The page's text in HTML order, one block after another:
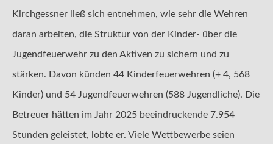
Kirchgessner ließ sich entnehmen, wie sehr die Wehren
daran arbeiten, die Struktur von der Kinder- über die
Jugendfeuerwehr zu den Aktiven zu sichern und zu
stärken. Davon künden 44 Kinderfeuerwehren (+ 4, 568
Kinder) und 54 Jugendfeuerwehren (588 Jugendliche). Die
Betreuer hätten im Jahr 2025 beeindruckende 7.954
Stunden geleistet, lobte er. Viele Wettbewerbe seien